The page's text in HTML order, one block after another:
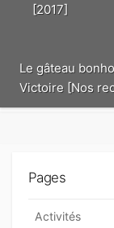
[2017]
Le gâteau
Victoire [Nos
Pages
Activités